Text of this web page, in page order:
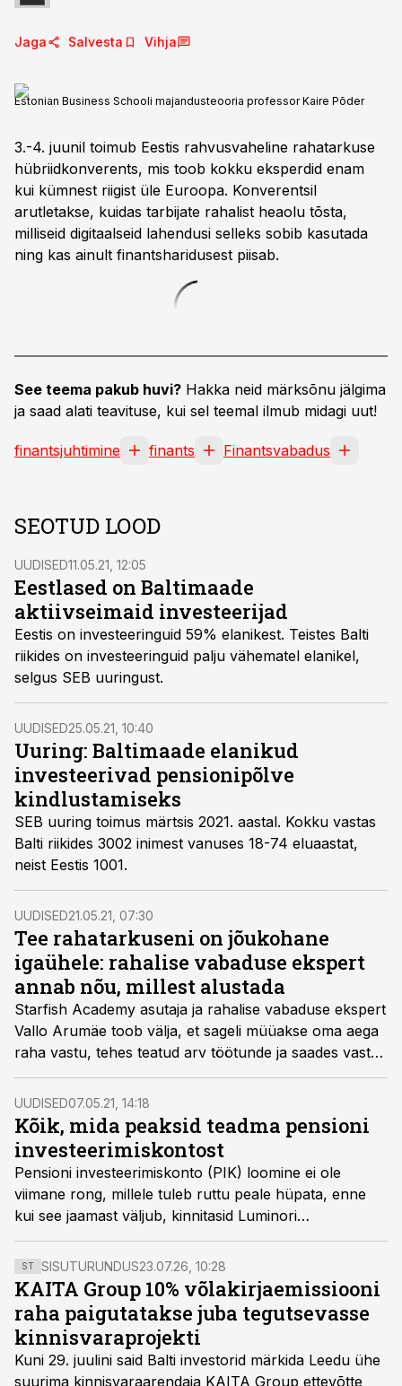
Jaga Salvesta Vihja
Estonian Business Schooli majandusteooria professor Kaire Põder
3.-4. juunil toimub Eestis rahvusvaheline rahatarkuse
hübriidkonverents, mis toob kokku eksperdid enam
kui kümnest riigist üle Euroopa. Konverentsil
arutletakse, kuidas tarbijate rahalist heaolu tõsta,
milliseid digitaalseid lahendusi selleks sobib kasutada
ning kas ainult finantsharidusest piisab.
See teema pakub huvi? Hakka neid märksõnu jälgima
ja saad alati teavituse, kui sel teemal ilmub midagi uut!
finantsjuhtimine finants Finantsvabadus
SEOTUD LOOD
UUDISED11.05.21, 12:05
Eestlased on Baltimaade
aktiivseimaid investeerijad
Eestis on investeeringuid 59% elanikest. Teistes Balti
riikides on investeeringuid palju vähematel elanikel,
selgus SEB uuringust.
UUDISED25.05.21, 10:40
Uuring: Baltimaade elanikud
investeerivad pensionipõlve
kindlustamiseks
SEB uuring toimus märtsis 2021. aastal. Kokku vastas
Balti riikides 3002 inimest vanuses 18-74 eluaastat,
neist Eestis 1001.
UUDISED21.05.21, 07:30
Tee rahatarkuseni on jõukohane
igaühele: rahalise vabaduse ekspert
annab nõu, millest alustada
Starfish Academy asutaja ja rahalise vabaduse ekspert
Vallo Arumäe toob välja, et sageli müüakse oma aega
raha vastu, tehes teatud arv töötunde ja saades vastu
teatud ühiku eurosid. Paraku on iga inimese töötundide
arv piiratud, seega sellisel viisil on väga raske
saavutada rahalist vabadust.
UUDISED07.05.21, 14:18
Kõik, mida peaksid teadma pensioni
investeerimiskontost
Pensioni investeerimiskonto (PIK) loomine ei ole
viimane rong, millele tuleb ruttu peale hüpata, enne
kui see jaamast väljub, kinnitasid Luminori
veebiseminaril osalenud eksperdid. Tegemist on
pikaajalise võimalusega, mida on enne lõplikku valikut
võimalik Luminoris katsetada ka virtuaalrahaga, teatas
pank.
ST SISUTURUNDUS23.07.26, 10:28
KAITA Group 10% võlakirjaemissiooni
raha paigutatakse juba tegutsevasse
kinnisvaraprojekti
Kuni 29. juulini said Balti investorid märkida Leedu ühe
suurima kinnisvaraarendaja KAITA Group ettevõtte